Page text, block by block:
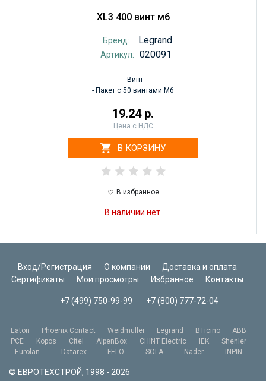
XL3 400 винт м6
Бренд: Legrand
Артикул: 020091
- Винт
- Пакет с 50 винтами M6
19.24 р.
Цена с НДС
В КОРЗИНУ
В избранное
В наличии нет.
Вход/Регистрация О компании
Доставка и оплата
Сертификаты
Мои просмотры Избранное Контакты
+7 (499) 750-99-99 +7 (800) 777-72-04
Eaton Phoenix Contact Weidmuller Legrand BTicino
ABB
PCE
Kopos Citel AlpenBox CHINT Electric IEK
Shenler
Eurolan
Datarex FELO SOLA Nader INPIN
© ЕВРОТЕХСТРОЙ, 1998 - 2026